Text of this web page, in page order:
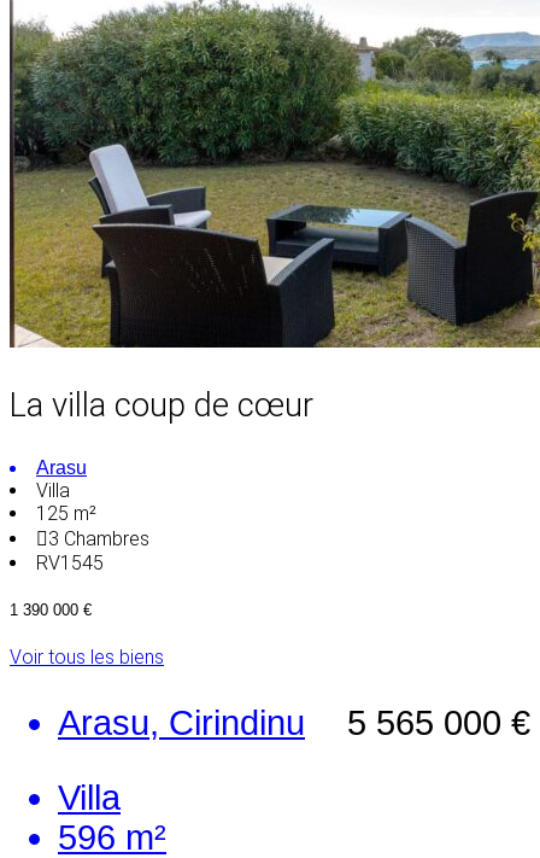
La villa coup de cœur
Arasu
Villa
125 m²
3 Chambres
RV1545
1 390 000 €
Voir tous les biens
5 565 000 €
Arasu, Cirindinu
Villa
596 m²